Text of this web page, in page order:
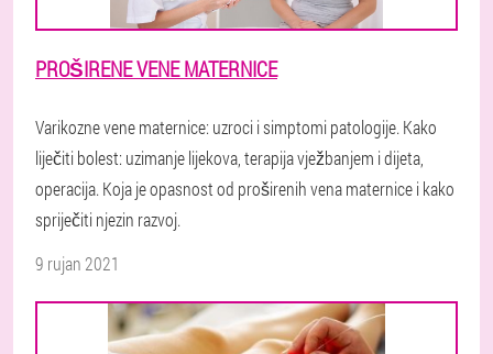
PROŠIRENE VENE MATERNICE
Varikozne vene maternice: uzroci i simptomi patologije. Kako
liječiti bolest: uzimanje lijekova, terapija vježbanjem i dijeta,
operacija. Koja je opasnost od proširenih vena maternice i kako
spriječiti njezin razvoj.
9 rujan 2021